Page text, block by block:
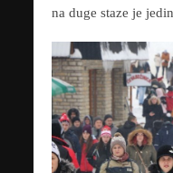
na duge staze je